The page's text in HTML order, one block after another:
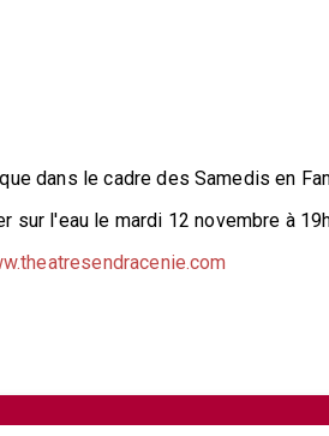
dans le cadre desSamedis en
sur l'eau le mardi 12 novembre à